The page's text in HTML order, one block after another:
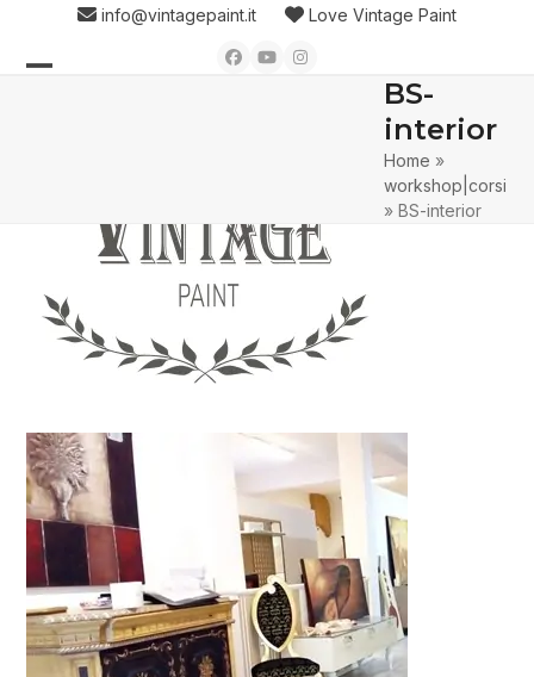
content
info@vintagepaint.it Love Vintage Paint
Facebook
YouTubeInstagram
BS-
interior
Home »
workshop|corsi
»BS-interior